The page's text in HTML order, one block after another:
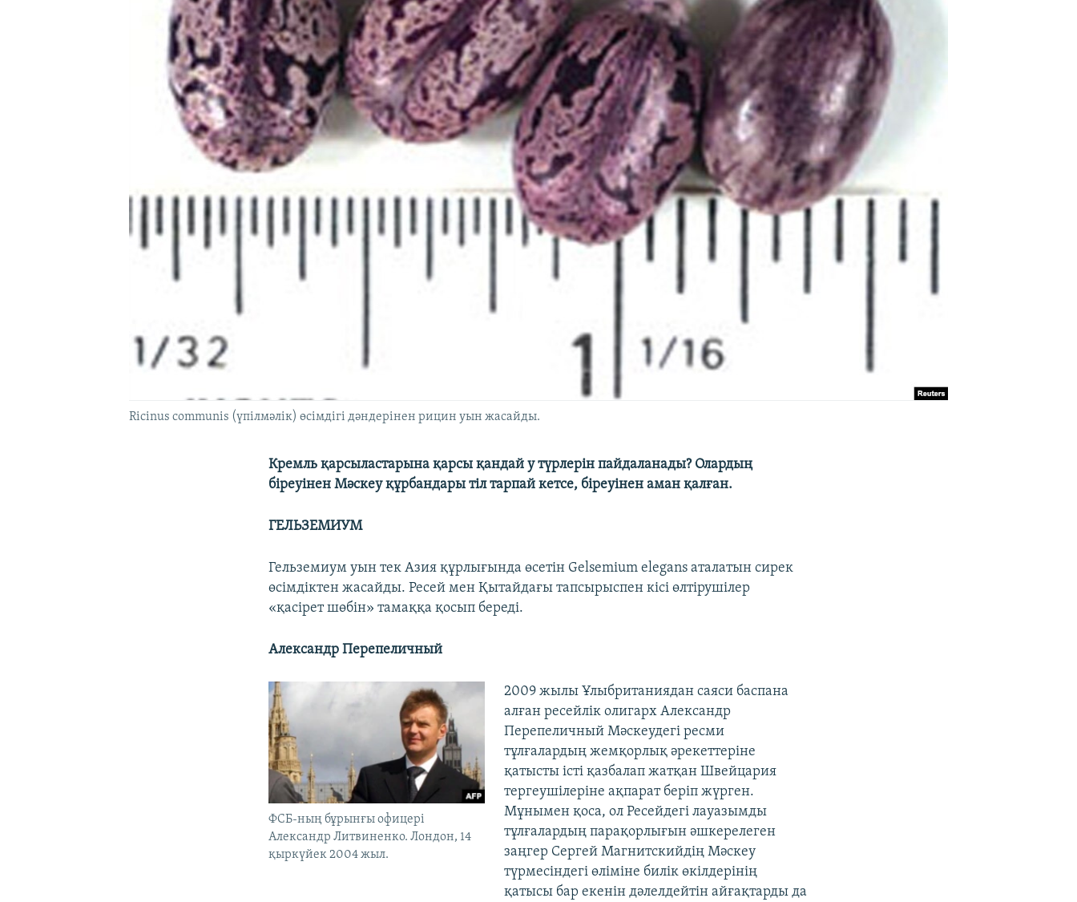
Ricinus communis (үпілмәлік) өсімдігі дәндерінен рицин уын жасайды.
Кремль қарсыластарына қарсы қандай у түрлерін пайдаланады? Олардың
біреуінен Мәскеу құрбандары тіл тарпай кетсе, біреуінен аман қалған.
ГЕЛЬЗЕМИУМ
Гельземиум уын тек Азия құрлығында өсетін Gelsemium elegans аталатын сирек
өсімдіктен жасайды. Ресей мен Қытайдағы тапсырыспен кісі өлтірушілер
«қасірет шөбін» тамаққа қосып береді.
Александр Перепеличный
ФСБ-ның бұрынғы офицері
Александр Литвиненко. Лондон, 14
қыркүйек 2004 жыл.
2009 жылы Ұлыбританиядан саяси баспана
алған ресейлік олигарх Александр
Перепеличный Мәскеудегі ресми
тұлғалардың жемқорлық әрекеттеріне
қатысты істі қазбалап жатқан Швейцария
тергеушілеріне ақпарат беріп жүрген.
Мұнымен қоса, ол Ресейдегі лауазымды
тұлғалардың парақорлығын әшкерелеген
заңгер Сергей Магнитскийдің Мәскеу
түрмесіндегі өліміне билік өкілдерінің
қатысы бар екенін дәлелдейтін айғақтарды да